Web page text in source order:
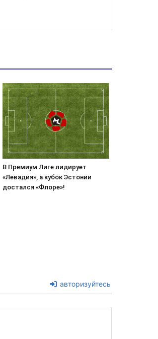
В Премиум Лиге лидирует
«Левадия», а кубок Эстонии
достался «Флоре»!
авторизуйтесь